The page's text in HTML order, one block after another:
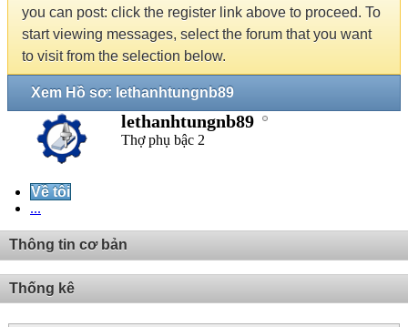
you can post: click the register link above to proceed. To
start viewing messages, select the forum that you want
to visit from the selection below.
Xem Hồ sơ: lethanhtungnb89
lethanhtungnb89
Thợ phụ bậc 2
Về tôi
...
Thông tin cơ bản
Thống kê